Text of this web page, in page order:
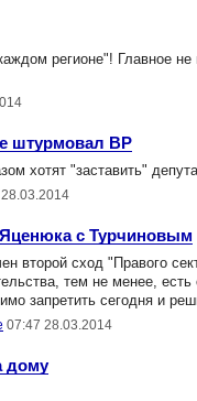
регионе"! Главное не
штурмовал ВР
хотят "заставить"
Яценюка с Турчиновым
второй сход "Правого
тем не менее,
запретить сегодня и
07:47 28.03.2014
дому